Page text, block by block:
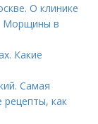
О клинике
Морщины в
Какие
Самая
рецепты, как